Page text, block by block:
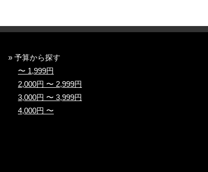
» 予算から探す
〜 1,999円
2,000円 〜 2,999円
3,000円 〜 3,999円
4,000円 〜